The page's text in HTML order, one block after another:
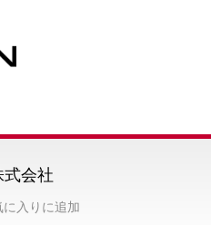
に入りに追加
式会社